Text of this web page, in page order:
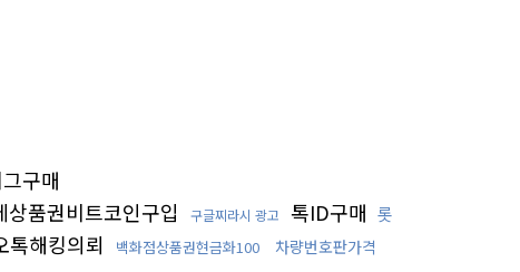
구매
상품권비트코인구입 구글찌라시 광고 톡ID구매 롯
톡해킹의뢰 백화점상품권현금화100 차량번호판가격